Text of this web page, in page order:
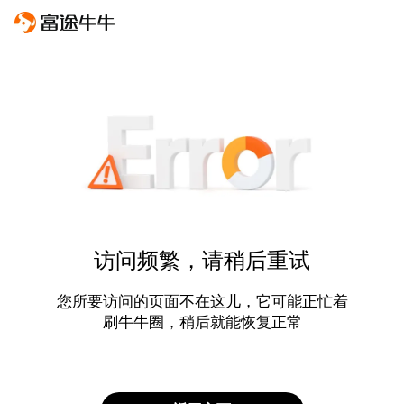
访问频繁，请稍后重试
您所要访问的页面不在这儿，它可能正忙着
刷牛牛圈，稍后就能恢复正常